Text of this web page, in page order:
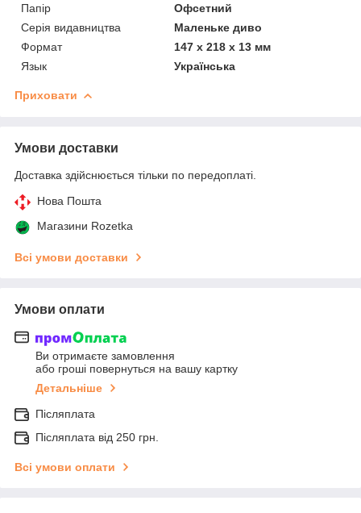
Папір
Офсетний
Серія видавництва
Маленьке диво
Формат
147 х 218 х 13 мм
Язык
Українська
Приховати
Умови доставки
Доставка здійснюється тільки по передоплаті.
Нова Пошта
Магазини Rozetka
Всі умови доставки
Умови оплати
Ви отримаєте замовлення
або гроші повернуться на вашу картку
Детальніше
Післяплата
Післяплата від 250 грн.
Всі умови оплати